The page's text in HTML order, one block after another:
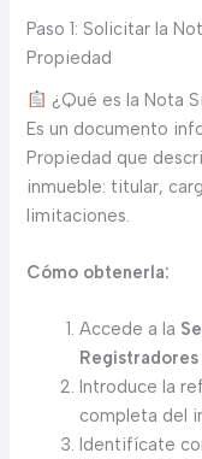
Paso 1: Solicitar la
Propiedad
¿Qué es la Nota
Es un documento
Propiedad que
inmueble: titular,
limitaciones.
Cómo obtenerla:
Accede a la
Registradores
Introduce la
completa del
Identifícate